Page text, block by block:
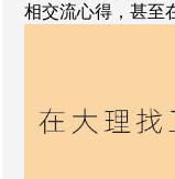
相交流心得，甚至